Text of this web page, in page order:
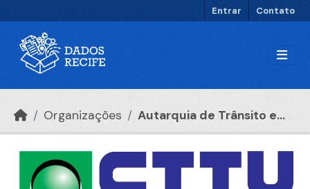
Entrar Contato
Organizações Autarquia de Trânsito e...